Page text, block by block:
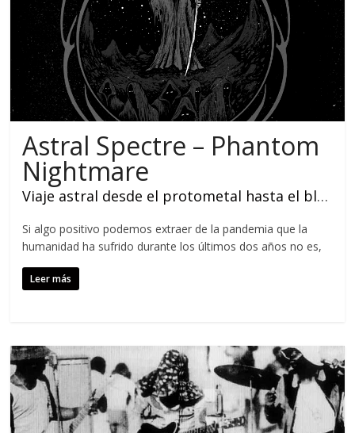
Astral Spectre – Phantom
Nightmare
Viaje astral desde el protometal hasta el black metal
Si algo positivo podemos extraer de la pandemia que la
humanidad ha sufrido durante los últimos dos años no es,
Leer más